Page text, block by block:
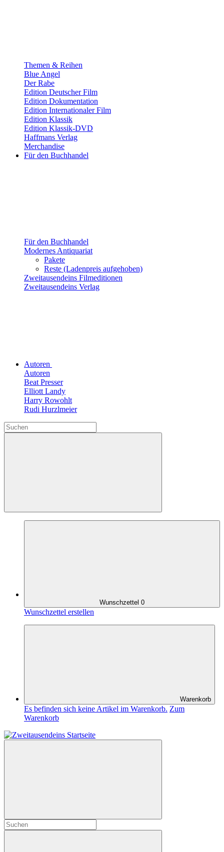
Themen & Reihen
Blue Angel
Der Rabe
Edition Deutscher Film
Edition Dokumentation
Edition Internationaler Film
Edition Klassik
Edition Klassik-DVD
Haffmans Verlag
Merchandise
Für den Buchhandel
Für den Buchhandel
Modernes Antiquariat
Pakete
Reste (Ladenpreis aufgehoben)
Zweitausendeins Filmeditionen
Zweitausendeins Verlag
Autoren
Autoren
Beat Presser
Elliott Landy
Harry Rowohlt
Rudi Hurzlmeier
Wunschzettel 0
Wunschzettel erstellen
Warenkorb
Es befinden sich keine Artikel im Warenkorb. Zum
Warenkorb